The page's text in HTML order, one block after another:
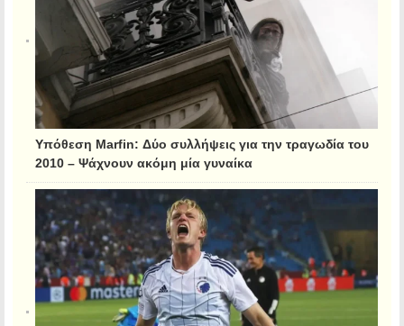
Υπόθεση Marfin: Δύο συλλήψεις για την τραγωδία του
2010 – Ψάχνουν ακόμη μία γυναίκα